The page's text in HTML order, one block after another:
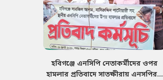
হবিগঞ্জে এনসিপি নেতাকর্মীদের ওপর
হামলার প্রতিবাদে সাতক্ষীরায় এনসপির...